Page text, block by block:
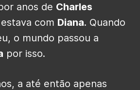
anos de Charles
com Diana. Quando
o mundo passou a
por isso.
a até então apenas